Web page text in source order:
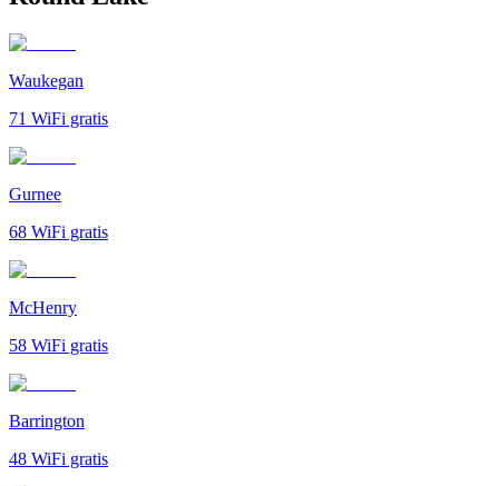
Waukegan
71 WiFi gratis
Gurnee
68 WiFi gratis
McHenry
58 WiFi gratis
Barrington
48 WiFi gratis